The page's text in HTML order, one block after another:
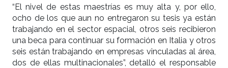
“El nivel de estas maestrías es muy alta y, por ello,
ocho de los que aun no entregaron su tesis ya están
trabajando en el sector espacial, otros seis recibieron
una beca para continuar su formación en Italia y otros
seis están trabajando en empresas vinculadas al área,
dos de ellas multinacionales”, detalló el responsable